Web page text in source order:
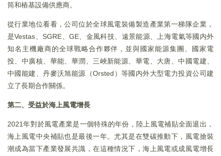
筒和樁基設備供應商。
從行業地位看看，公司位於全球風電裝備製造產業第一梯隊企業，
是Vestas、SGRE、GE、金風科技、遠景能源、上海電氣等國内外
知名主機廠商的全球戰略合作夥伴，並與國家能源集團、國家電
投、中廣核、華能、華潤、三峽新能源、華電、大唐、中國電建、
中國能建、丹麥沃旭能源（Orsted）等國内外大型電力投資公司建
立了長期合作關係。
第二、受益於海上風電增長
2021年對於風電產業是一個特殊的年份，陸上風電補貼全面退出，
海上風電中央補貼也是最後一年。尤其是在雙碳推動下，風電搶裝
潮成為當下產業發展共識，在這種情況下，海上風電或成風電增長